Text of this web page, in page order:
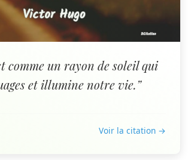
comme un rayon de soleil qui
et illumine notre vie.”
Voir la citation →